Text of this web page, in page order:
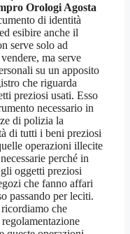
Orologi Agosta
di identità
esibire anche il
serve solo ad
ma serve
su un apposito
che riguarda
preziosi usati. Esso
necessario in
di polizia la
di tutti i beni preziosi
operazioni illecite
perché in
oggetti preziosi
che fanno affari
passando per leciti.
che